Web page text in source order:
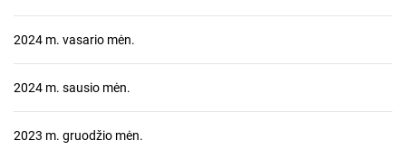
2024 m. vasario mėn.
2024 m. sausio mėn.
2023 m. gruodžio mėn.